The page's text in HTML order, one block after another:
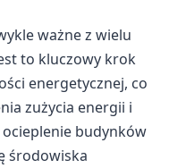
ważne z wielu
to kluczowy krok
energetycznej, co
zużycia energii i
budynków
środowiska